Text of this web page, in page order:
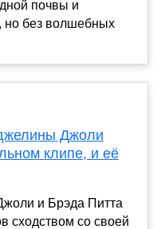
почвы и
но без волшебных
Джоли
клипе, и её
и Брэда Питта
сходством со своей